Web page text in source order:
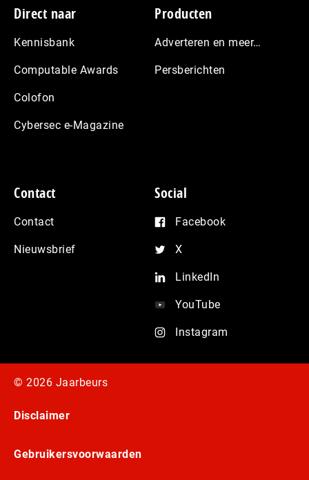
Footer
Direct naar
Kennisbank
Computable Awards
Colofon
Cybersec e-Magazine
Producten
Adverteren en meer…
Persberichten
Contact
Contact
Nieuwsbrief
Social
Facebook
X
LinkedIn
YouTube
Instagram
© 2026 Jaarbeurs
Disclaimer
Gebruikersvoorwaarden